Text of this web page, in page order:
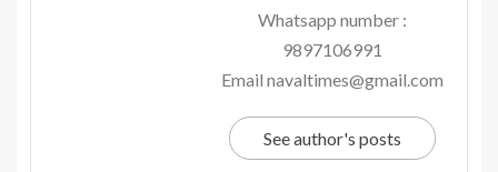
Whatsapp number :
9897106991
Email navaltimes@gmail.com
See author's posts